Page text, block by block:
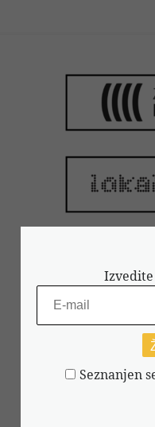
Seznanjen